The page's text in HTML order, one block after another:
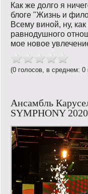
Как же долго я
блоге "Жизнь и
Всему виной, ну,
равнодушного
мое новое
(0 голосов, в среднем: 0
Ансамбль
SYMPHONY 2020